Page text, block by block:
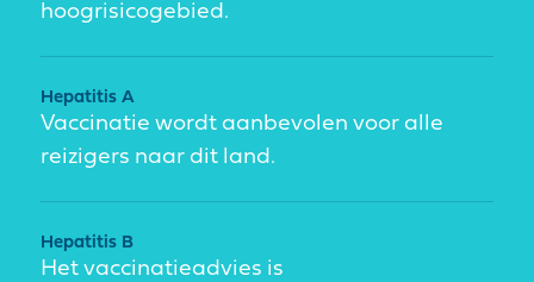
hoogrisicogebied.
Hepatitis A
Vaccinatie wordt aanbevolen voor alle
reizigers naar dit land.
Hepatitis B
Het vaccinatieadvies is